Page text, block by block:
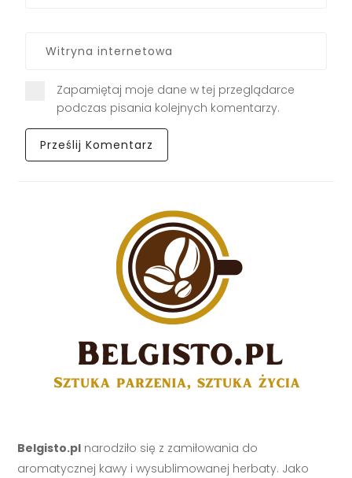
Zapamiętaj moje dane w tej przeglądarce
podczas pisania kolejnych komentarzy.
Belgisto.pl narodziło się z zamiłowania do
aromatycznej kawy i wysublimowanej herbaty. Jako